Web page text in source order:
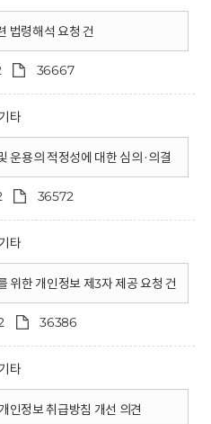
법령해석 요청 건
36667
타
운용의 적정성에 대한 심의·의결
36572
타
위한 개인정보 제3자 제공 요청 건
36386
타
정보 취급방침 개선 의견